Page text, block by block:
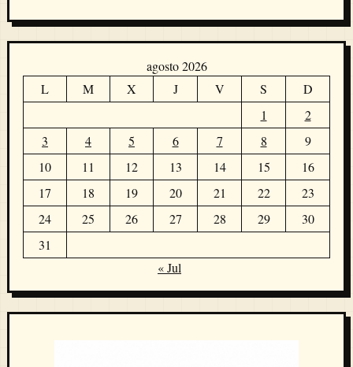
agosto 2026
L
M X J V S
D
1
2
3
4 5 6 7 8
9
10
11 12 13 14 15
16
17
18 19 20 21 22
23
24
25 26 27 28 29
30
31
« Jul